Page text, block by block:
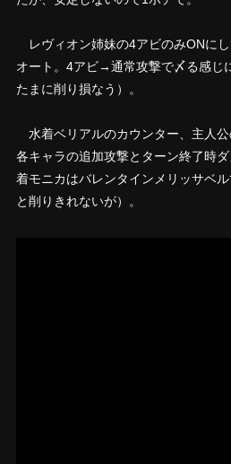
レヴィオン姉妹の4アビのみONに
オート。4アビ→通常攻撃で〆る感じ
たまに削り損なう）。
水着ベリアルのカウンター、主人公
各キャラの追加攻撃とターン終了時
着モニカはバレンタインメリッサベ
と削りきれないが）。